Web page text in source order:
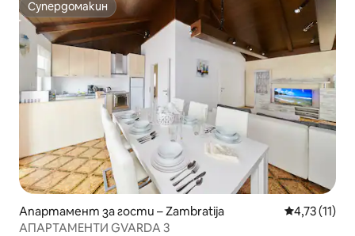
Супердомакин
Супердомакин
Апартамент за гости – Zambratija Средна
4,73 (11)
АПАРТАМЕНТИ GVARDA 3